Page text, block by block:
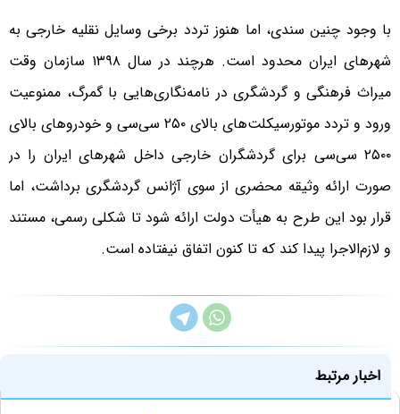
با وجود چنین سندی، اما هنوز تردد برخی وسایل نقلیه خارجی به
شهرهای ایران محدود است. هرچند در سال ۱۳۹۸ سازمان وقت
میراث فرهنگی و گردشگری در نامه‌نگاری‌هایی با گمرگ، ممنوعیت
ورود و تردد موتورسیکلت‌های بالای ۲۵۰ سی‌سی و خودروهای بالای
۲۵۰۰ سی‌سی برای گردشگران خارجی داخل شهرهای ایران را در
صورت ارائه وثیقه محضری از سوی آژانس گردشگری برداشت، اما
قرار بود این طرح به هیأت دولت ارائه شود تا شکلی رسمی، مستند
و لازم‌الاجرا پیدا کند که تا کنون اتفاق نیفتاده است.
اخبار مرتبط